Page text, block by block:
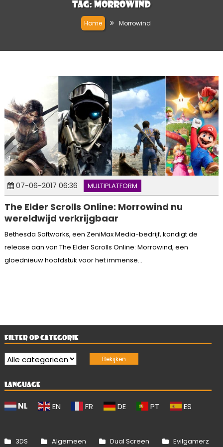
Tag: Morrowind
Home Morrowind
07-06-2017 06:36 MULTIPLATFORM
The Elder Scrolls Online: Morrowind nu
wereldwijd verkrijgbaar
Bethesda Softworks, een ZeniMax Media-bedrijf, kondigt de
release aan van The Elder Scrolls Online: Morrowind, een
gloednieuw hoofdstuk voor het immense...
FILTER OP CATEGORIE
LANGUAGE
NL EN FR DE PT ES
3DS Algemeen Dual Screen Evilgamerz